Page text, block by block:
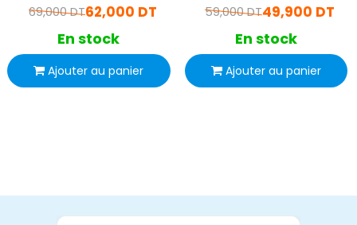
62,000 DT
69,000 DT
En stock
Ajouter au panier
49,900 DT
59,000 DT
En stock
Ajouter au panier